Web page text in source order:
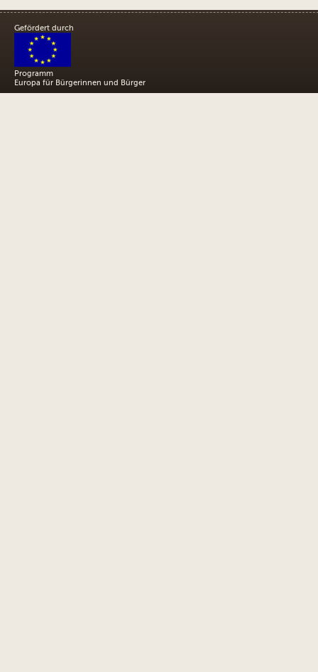
Gefördert durch
Programm
Europa für Bürgerinnen und Bürger